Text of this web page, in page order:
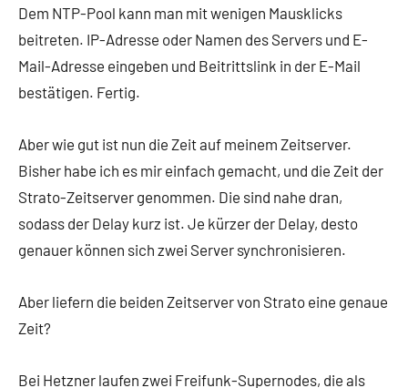
Dem NTP-Pool kann man mit wenigen Mausklicks
beitreten. IP-Adresse oder Namen des Servers und E-
Mail-Adresse eingeben und Beitrittslink in der E-Mail
bestätigen. Fertig.
Aber wie gut ist nun die Zeit auf meinem Zeitserver.
Bisher habe ich es mir einfach gemacht, und die Zeit der
Strato-Zeitserver genommen. Die sind nahe dran,
sodass der Delay kurz ist. Je kürzer der Delay, desto
genauer können sich zwei Server synchronisieren.
Aber liefern die beiden Zeitserver von Strato eine genaue
Zeit?
Bei Hetzner laufen zwei Freifunk-Supernodes, die als